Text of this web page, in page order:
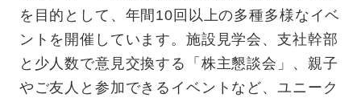
を目的として、年間10回以上の多種多様なイベ
ントを開催しています。施設見学会、支社幹部
と少人数で意見交換する「株主懇談会」、親子
やご友人と参加できるイベントなど、ユニーク